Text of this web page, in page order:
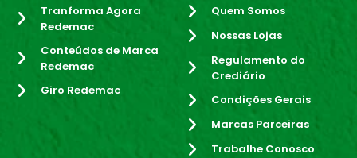
Tranforma Agora
Redemac
Conteúdos de Marca
Redemac
Giro Redemac
Quem Somos
Nossas Lojas
Regulamento do
Crediário
Condições Gerais
Marcas Parceiras
Trabalhe Conosco